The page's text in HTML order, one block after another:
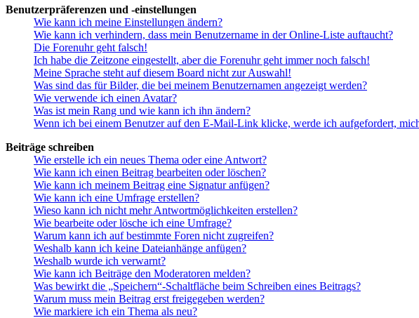
Benutzerpräferenzen und -einstellungen
Wie kann ich meine Einstellungen ändern?
Wie kann ich verhindern, dass mein Benutzername in der Online-Liste auftaucht?
Die Forenuhr geht falsch!
Ich habe die Zeitzone eingestellt, aber die Forenuhr geht immer noch falsch!
Meine Sprache steht auf diesem Board nicht zur Auswahl!
Was sind das für Bilder, die bei meinem Benutzernamen angezeigt werden?
Wie verwende ich einen Avatar?
Was ist mein Rang und wie kann ich ihn ändern?
Wenn ich bei einem Benutzer auf den E-Mail-Link klicke, werde ich aufgefordert,
Beiträge schreiben
Wie erstelle ich ein neues Thema oder eine Antwort?
Wie kann ich einen Beitrag bearbeiten oder löschen?
Wie kann ich meinem Beitrag eine Signatur anfügen?
Wie kann ich eine Umfrage erstellen?
Wieso kann ich nicht mehr Antwortmöglichkeiten erstellen?
Wie bearbeite oder lösche ich eine Umfrage?
Warum kann ich auf bestimmte Foren nicht zugreifen?
Weshalb kann ich keine Dateianhänge anfügen?
Weshalb wurde ich verwarnt?
Wie kann ich Beiträge den Moderatoren melden?
Was bewirkt die „Speichern“-Schaltfläche beim Schreiben eines Beitrags?
Warum muss mein Beitrag erst freigegeben werden?
Wie markiere ich ein Thema als neu?